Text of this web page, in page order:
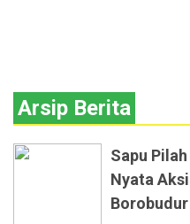
Arsip Berita
Sapu
Nyata
Borobudur